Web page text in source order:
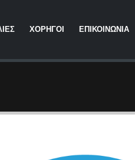
ΧΟΡΗΓΟΙ ΕΠΙΚΟΙΝΩΝΙΑ